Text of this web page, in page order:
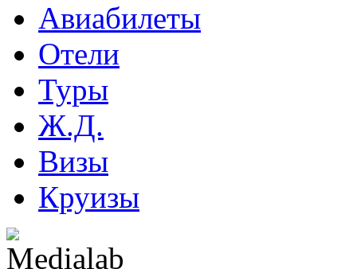
Авиабилеты
Отели
Туры
Ж.Д.
Визы
Круизы